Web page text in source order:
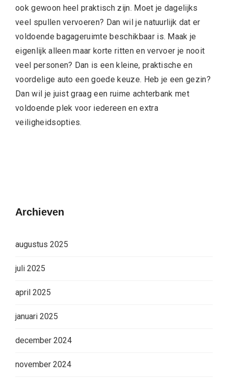
ook gewoon heel praktisch zijn. Moet je dagelijks
veel spullen vervoeren? Dan wil je natuurlijk dat er
voldoende bagageruimte beschikbaar is. Maak je
eigenlijk alleen maar korte ritten en vervoer je nooit
veel personen? Dan is een kleine, praktische en
voordelige auto een goede keuze. Heb je een gezin?
Dan wil je juist graag een ruime achterbank met
voldoende plek voor iedereen en extra
veiligheidsopties.
Archieven
augustus 2025
juli 2025
april 2025
januari 2025
december 2024
november 2024